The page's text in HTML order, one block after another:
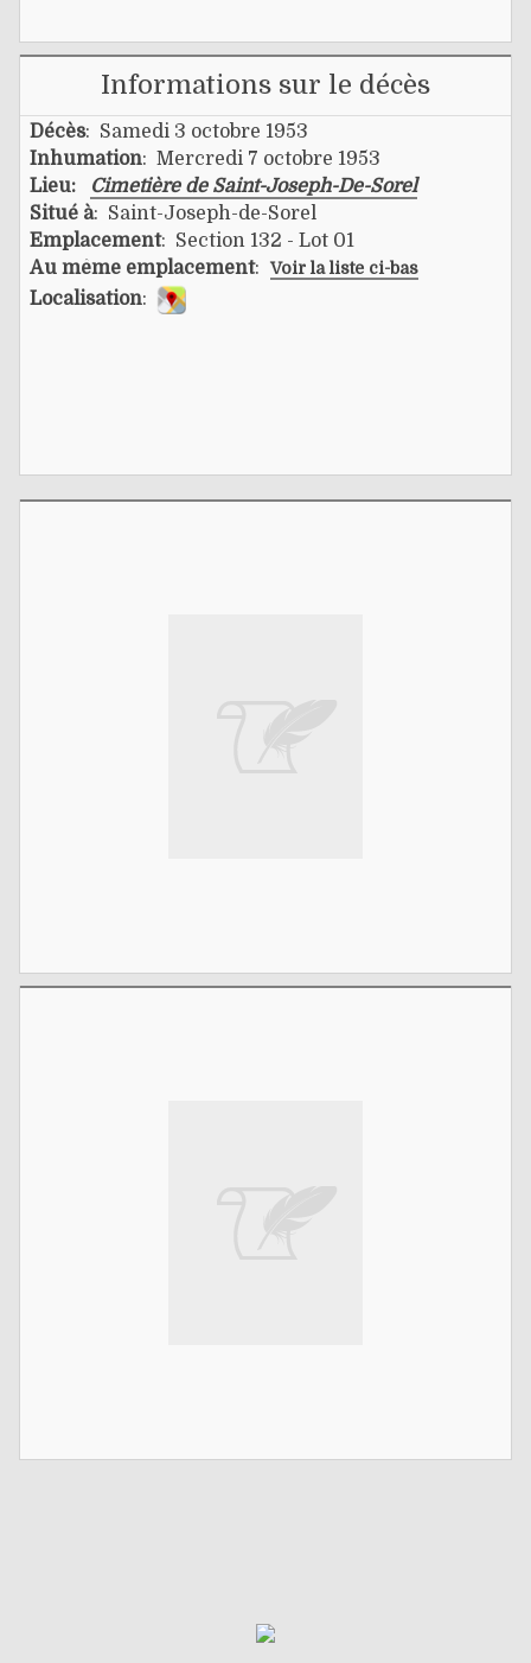
Informations sur le décès
Décès: Samedi 3 octobre 1953
Inhumation: Mercredi 7 octobre 1953
Lieu:
Cimetière de Saint-Joseph-De-Sorel
Situé à: Saint-Joseph-de-Sorel
Emplacement: Section 132 - Lot 01
Au même emplacement: Voir la liste ci-bas
Localisation: